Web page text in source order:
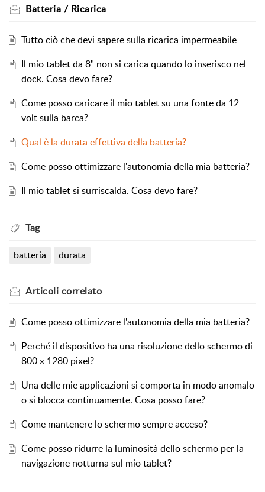
Batteria / Ricarica
Tutto ciò che devi sapere sulla ricarica impermeabile
Il mio tablet da 8" non si carica quando lo inserisco nel
dock. Cosa devo fare?
Come posso caricare il mio tablet su una fonte da 12
volt sulla barca?
Qual è la durata effettiva della batteria?
Come posso ottimizzare l'autonomia della mia batteria?
Il mio tablet si surriscalda. Cosa devo fare?
Tag
batteria durata
Articoli correlato
Come posso ottimizzare l'autonomia della mia batteria?
Perché il dispositivo ha una risoluzione dello schermo di
800 x 1280 pixel?
Una delle mie applicazioni si comporta in modo anomalo
o si blocca continuamente. Cosa posso fare?
Come mantenere lo schermo sempre acceso?
Come posso ridurre la luminosità dello schermo per la
navigazione notturna sul mio tablet?